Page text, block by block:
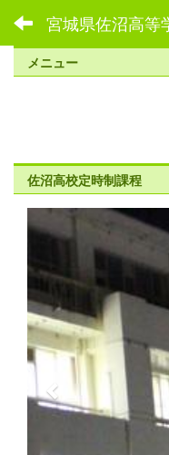
宮城県佐沼高等
メニュー
佐沼高校定時制課程
r
e
v
i
o
s